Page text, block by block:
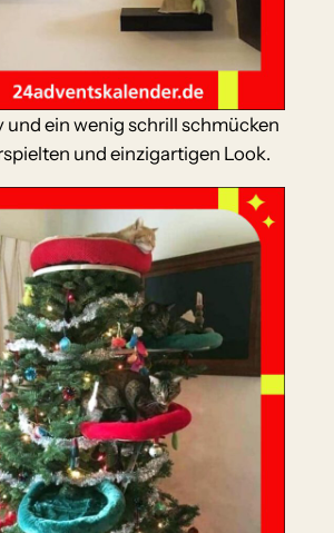
und ein wenig schrill schmücken
und einzigartigen Look.